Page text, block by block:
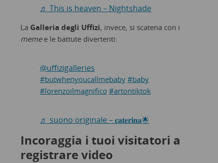
♬ This is heaven – Nightshade
La Galleria degli Uffizi, invece, si scatena con i
meme e le battute divertenti:
@uffizigalleries
#butwhenyoucallmebaby #baby
#lorenzoilmagnifico #artontiktok
♬ suono originale – 𝐜𝐚𝐭𝐞𝐫𝐢𝐧𝐚🌟
Incoraggia i tuoi visitatori a
registrare video